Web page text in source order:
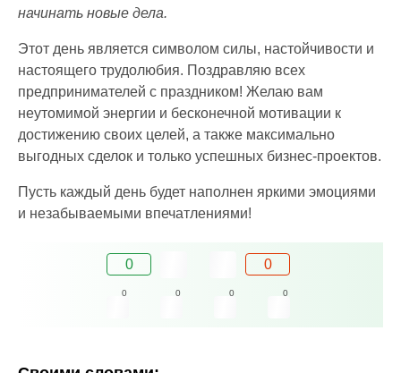
начинать новые дела.
Этот день является символом силы, настойчивости и
настоящего трудолюбия. Поздравляю всех
предпринимателей с праздником! Желаю вам
неутомимой энергии и бесконечной мотивации к
достижению своих целей, а также максимально
выгодных сделок и только успешных бизнес-проектов.
Пусть каждый день будет наполнен яркими эмоциями
и незабываемыми впечатлениями!
0 0
0 0 0 0